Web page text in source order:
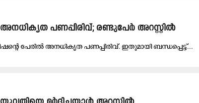
അനധികൃത പണപ്പിരിവ്; രണ്ടുപേർ അറസ്റ്റിൽ
പേ​രി​ൽ അ​ന​ധി​കൃ​ത പ​ണ​പ്പി​രി​വ്. ഇ​തു​മാ​യി ബ​ന്ധ​പ്പെ​ട്ട്...